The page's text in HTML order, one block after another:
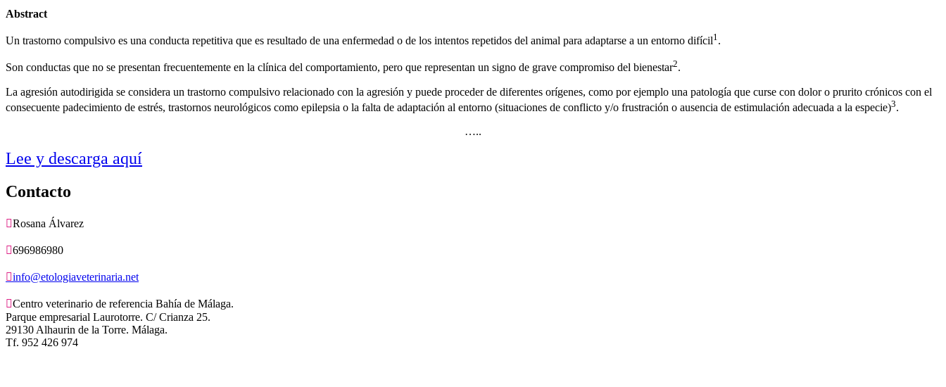
Abstract
Un trastorno compulsivo es una conducta repetitiva que es resultado de una enfermedad o de los intentos repetidos del animal para adaptarse a un entorno difícil1 .
Son conductas que no se presentan frecuentemente en la clínica del comportamiento, pero que representan un signo de grave compromiso del bienestar2.
La agresión autodirigida se considera un trastorno compulsivo relacionado con la agresión y puede proceder de diferentes orígenes, como por ejemplo una patología que curse con dolor o prurito crónicos con el
consecuente padecimiento de estrés, trastornos neurológicos como epilepsia o la falta de adaptación al entorno (situaciones de conflicto y/o frustración o ausencia de estimulación adecuada a la especie)3.
…..
Lee y descarga aquí
Contacto
Rosana Álvarez
696986980
info@etologiaveterinaria.net
Centro veterinario de referencia Bahía de Málaga.
Parque empresarial Laurotorre. C/ Crianza 25.
29130 Alhaurin de la Torre. Málaga.
Tf. 952 426 974